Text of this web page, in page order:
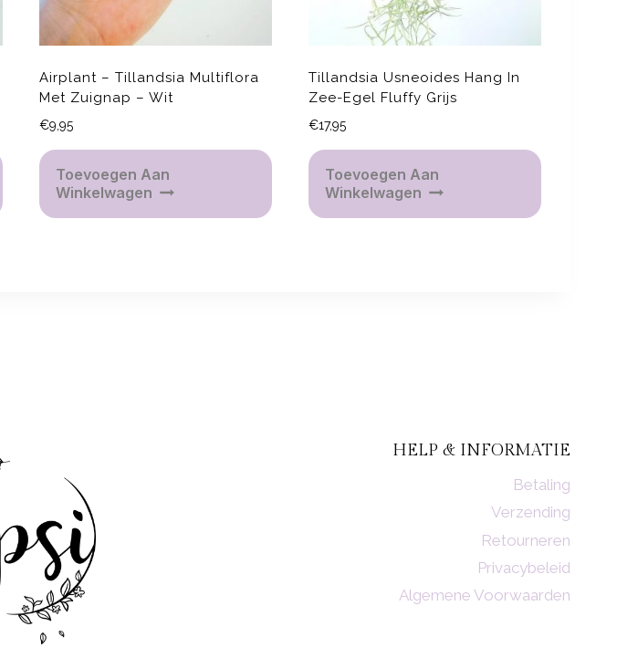
Airplant – Tillandsia Multiflora
Met Zuignap – Wit
€9,95
Toevoegen Aan
Winkelwagen
Tillandsia Usneoides Hang In
Zee-Egel Fluffy Grijs
€17,95
Toevoegen Aan
Winkelwagen
HELP & INFORMATIE
Betaling
Verzending
Retourneren
Privacybeleid
Algemene Voorwaarden